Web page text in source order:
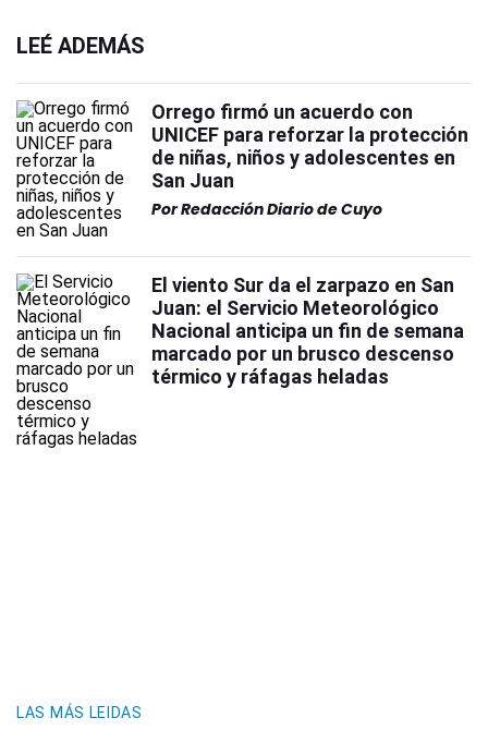
LEÉ ADEMÁS
Orrego firmó un acuerdo con
UNICEF para reforzar la protección
de niñas, niños y adolescentes en
San Juan
PorRedacción Diario de Cuyo
El viento Sur da el zarpazo en San
Juan: el Servicio Meteorológico
Nacional anticipa un fin de semana
marcado por un brusco descenso
térmico y ráfagas heladas
LAS MÁS LEIDAS